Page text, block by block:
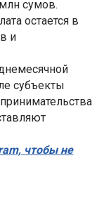
сумов.
остается в
и
субъекты
чтобы не